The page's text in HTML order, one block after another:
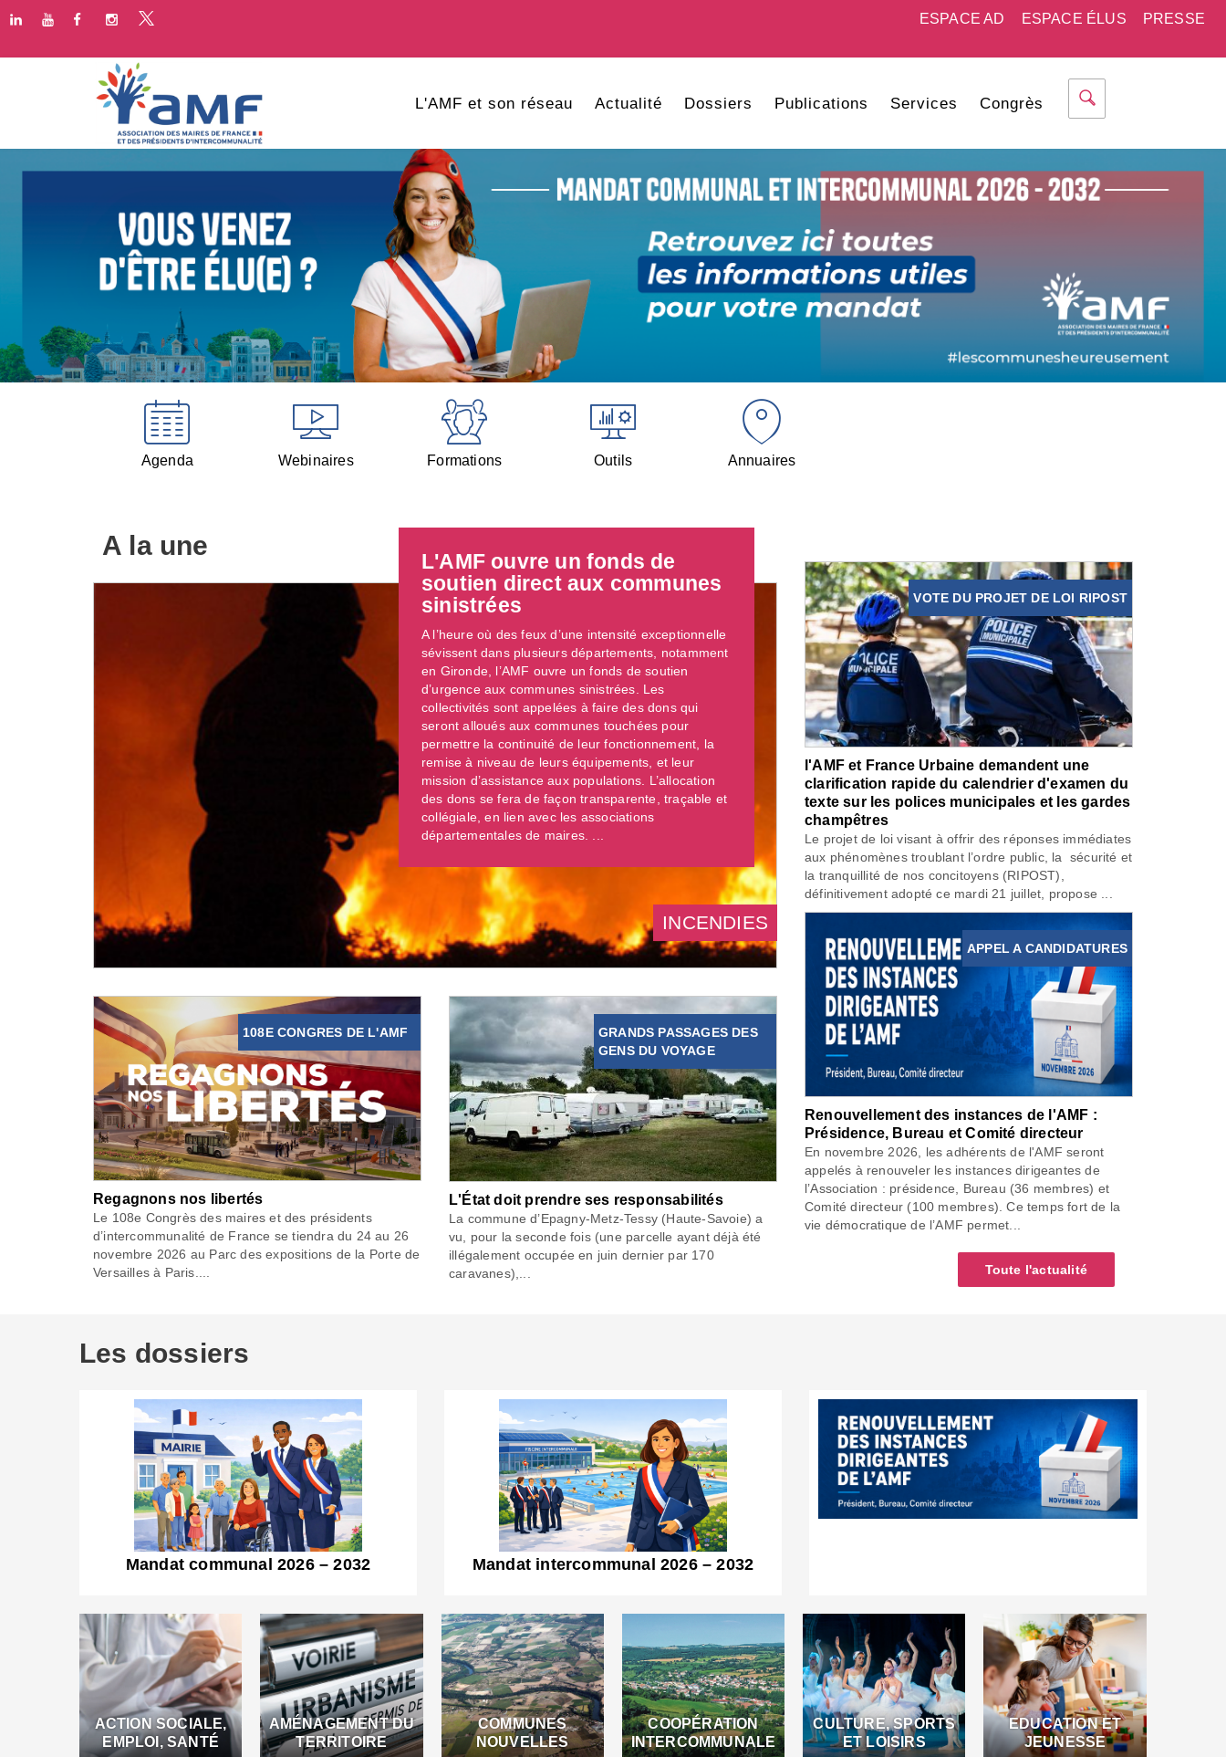
PRESSE
ESPACE ÉLUS
ESPACE AD
L'AMF et son réseau Actualité Dossiers Publications Services Congrès
Agenda Webinaires Formations Outils Annuaires
A la une
L'AMF ouvre un fonds de
soutien direct aux communes
sinistrées
A l’heure où des feux d’une intensité exceptionnelle
sévissent dans plusieurs départements, notamment
en Gironde, l’AMF ouvre un fonds de soutien
d’urgence aux communes sinistrées. Les
collectivités sont appelées à faire des dons qui
seront alloués aux communes touchées pour
permettre la continuité de leur fonctionnement, la
remise à niveau de leurs équipements, et leur
mission d’assistance aux populations. L’allocation
des dons se fera de façon transparente, traçable et
collégiale, en lien avec les associations
départementales de maires. ...
INCENDIES
108E CONGRES DE L'AMF
Regagnons nos libertés
Le 108e Congrès des maires et des présidents
d’intercommunalité de France se tiendra du 24 au 26
novembre 2026 au Parc des expositions de la Porte de
Versailles à Paris....
GRANDS PASSAGES DES
GENS DU VOYAGE
L'État doit prendre ses responsabilités
La commune d’Epagny-Metz-Tessy (Haute-Savoie) a
vu, pour la seconde fois (une parcelle ayant déjà été
illégalement occupée en juin dernier par 170
caravanes),...
VOTE DU PROJET DE LOI RIPOST
l'AMF et France Urbaine demandent une
clarification rapide du calendrier d'examen du
texte sur les polices municipales et les gardes
champêtres
Le projet de loi visant à offrir des réponses immédiates
aux phénomènes troublant l’ordre public, la sécurité et
la tranquillité de nos concitoyens (RIPOST),
définitivement adopté ce mardi 21 juillet, propose ...
APPEL A CANDIDATURES
Renouvellement des instances de l'AMF :
Présidence, Bureau et Comité directeur
En novembre 2026, les adhérents de l'AMF seront
appelés à renouveler les instances dirigeantes de
l’Association : présidence, Bureau (36 membres) et
Comité directeur (100 membres). Ce temps fort de la
vie démocratique de l’AMF permet...
Toute l'actualité
Les dossiers
Mandat communal 2026 – 2032 Mandat intercommunal 2026 – 2032
ACTION SOCIALE,
EMPLOI, SANTÉ
AMÉNAGEMENT DU
TERRITOIRE
COMMUNES
NOUVELLES
COOPÉRATION
INTERCOMMUNALE
CULTURE, SPORTS
ET LOISIRS
EDUCATION ET
JEUNESSE